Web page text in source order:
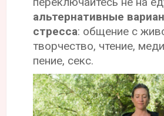
альтернативные
стресса: общение с
творчество, чтение,
пение, секс.